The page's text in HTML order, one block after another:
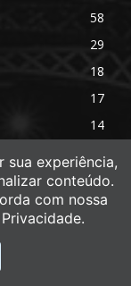
58
29
18
17
14
sua experiência,
conteúdo.
com nossa